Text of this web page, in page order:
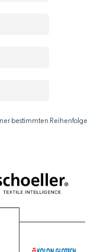
bestimmten Reihenfolge